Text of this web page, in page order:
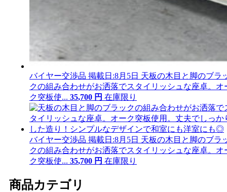
バイヤー交渉品 掲載日:8月5日 天板の木目と脚のブラ
クの組み合わせがお洒落でスタイリッシュな座卓。オ
ク突板使... 35,700 円 在庫限り
バイヤー交渉品 掲載日:8月5日 天板の木目と脚のブラ
クの組み合わせがお洒落でスタイリッシュな座卓。オ
ク突板使... 35,700 円 在庫限り
商品カテゴリ